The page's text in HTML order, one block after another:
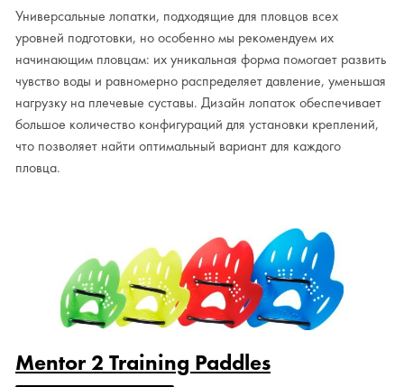
Универсальные лопатки, подходящие для пловцов всех
уровней подготовки, но особенно мы рекомендуем их
начинающим пловцам: их уникальная форма помогает развить
чувство воды и равномерно распределяет давление, уменьшая
нагрузку на плечевые суставы. Дизайн лопаток обеспечивает
большое количество конфигураций для установки креплений,
что позволяет найти оптимальный вариант для каждого
пловца.
Mentor 2 Training Paddles